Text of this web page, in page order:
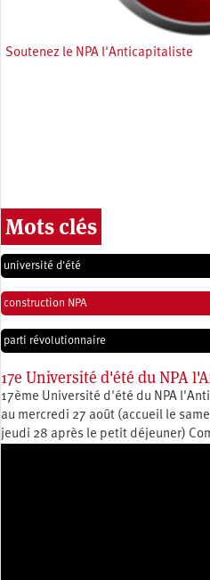
Soutenez le NPA l'Anticapitaliste
Mots clés
université d'été
construction NPA
parti révolutionnaire
17e Université d'été du NPA
17ème Université d'été du NPA
au mercredi 27 août (accueil le
jeudi 28 après le petit déjeuner)